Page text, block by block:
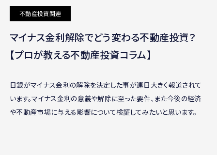
不動産投資関連
マイナス金利解除でどう変わる不動産投資？
【プロが教える不動産投資コラム】
日銀がマイナス金利の解除を決定した事が連日大きく報道されて
います。マイナス金利の意義や解除に至った要件、また今後の経済
や不動産市場に与える影響について検証してみたいと思います。